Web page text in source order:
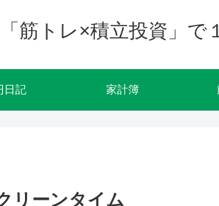
筋トレ×積立投資」で
日記 家計簿
リーンタイム